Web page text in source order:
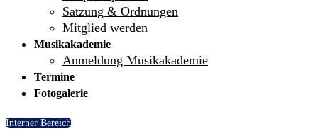
Satzung & Ordnungen
Mitglied werden
Musikakademie
Anmeldung Musikakademie
Termine
Fotogalerie
Interner Bereich